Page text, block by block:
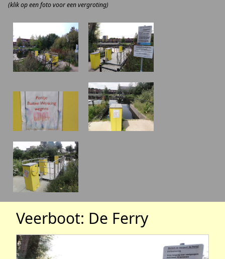
(klik op een foto voor een vergroting)
Veerboot: De Ferry